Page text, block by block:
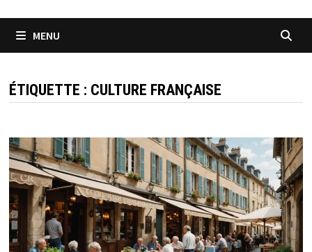
MENU
ÉTIQUETTE : CULTURE FRANÇAISE